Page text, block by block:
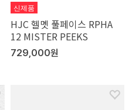
신제품
HJC 헬멧 풀페이스 RPHA
12 MISTER PEEKS
729,000원